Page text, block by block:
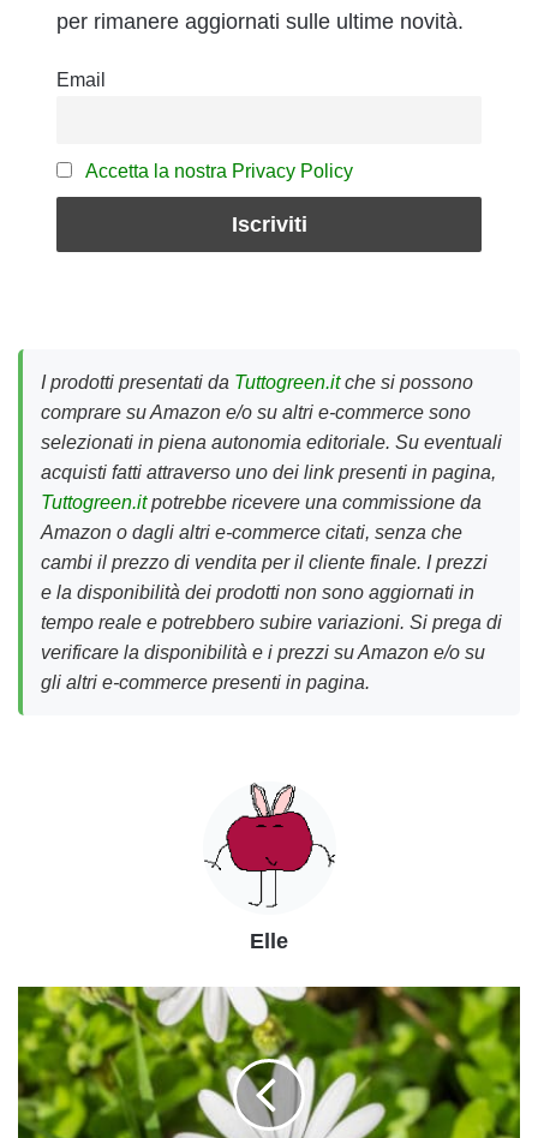
per rimanere aggiornati sulle ultime novità.
Email
Accetta la nostra Privacy Policy
I prodotti presentati da Tuttogreen.itche si possono
comprare su Amazon e/o su altri e-commerce sono
selezionati in piena autonomia editoriale. Su eventuali
acquisti fatti attraverso uno dei link presenti in pagina,
Tuttogreen.itpotrebbe ricevere una commissione da
Amazon o dagli altri e-commerce citati, senza che
cambi il prezzo di vendita per il cliente finale. I prezzi
e la disponibilità dei prodotti non sono aggiornati in
tempo reale e potrebbero subire variazioni. Si prega di
verificare la disponibilità e i prezzi su Amazon e/o su
gli altri e-commerce presenti in pagina.
Elle
Scopriamo
Margherita
africana,
una
pianta